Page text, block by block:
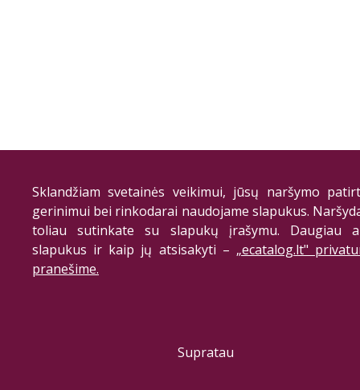
Sklandžiam svetainės veikimui, jūsų naršymo
gerinimui bei rinkodarai naudojame slapukus.
toliau sutinkate su slapukų įrašymu. Daugiau
slapukus ir kaip jų atsisakyti – „ecatalog.lt"
pranešime.
Supratau